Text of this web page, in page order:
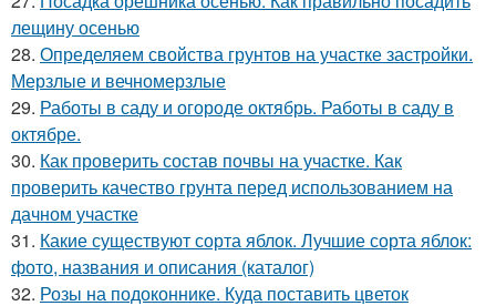
лещину осенью
28. Определяем свойства грунтов на участке застройки.
Мерзлые и вечномерзлые
29. Работы в саду и огороде октябрь. Работы в саду в
октябре.
30. Как проверить состав почвы на участке. Как
проверить качество грунта перед использованием на
дачном участке
31. Какие существуют сорта яблок. Лучшие сорта яблок:
фото, названия и описания (каталог)
32. Розы на подоконнике. Куда поставить цветок